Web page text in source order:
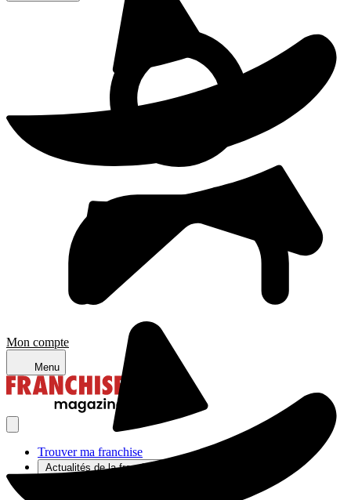
Mon compte
Menu
Trouver ma franchise
Actualités de la franchise